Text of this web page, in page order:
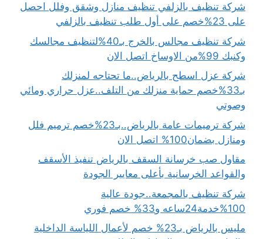
شركة تنظيف بالزلفي تنظيف منازل وشقق وفلل احصل
على 23%خصم على أول طلب تنظيف بالزلفي
شركة تنظيف مجالس بالخرج بـ40%لتنظيف مجالسك
وكنبك 99%من الاوساخ اتصل الان
شركة عزل اسطح بالرياض..ما تحتاجه لمنزلك
بـ33%خصم حماية منزلك من التلف..عزل حراري ومائي
وصوتي
شركة ترميمات عامة بالرياض..بـ23%خصم ترميم فلل
ومنازل بضمان100% اتصل الان
مقاول صب خرسانة السقف بالرياض تنفيذ الأسقف
والقواعد الخرسانية بأعلى معايير الجودة
شركة تنظيف بالمجمعة..جودة عالية
100%خدمة24ساعه و33% خصم فوري
مليس بالرياض بـ23% خصم لأعمال اللياسة الداخلية